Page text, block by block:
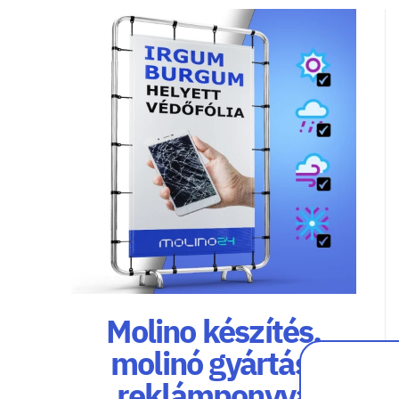
Molino készítés,
molinó gyártás,